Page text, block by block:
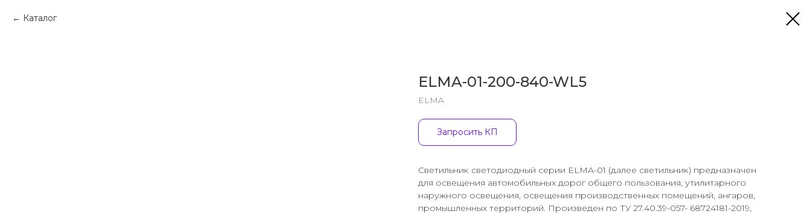
Каталог
ELMA-01-200-840-WL5
ELMA
Запросить КП
Светильник светодиодный серии ELMA-01 (далее светильник) предназначен
для освещения автомобильных дорог общего пользования, утилитарного
наружного освещения, освещения производственных помещений, ангаров,
промышленных территорий. Произведен по ТУ 27.40.39-057- 68724181-2019,